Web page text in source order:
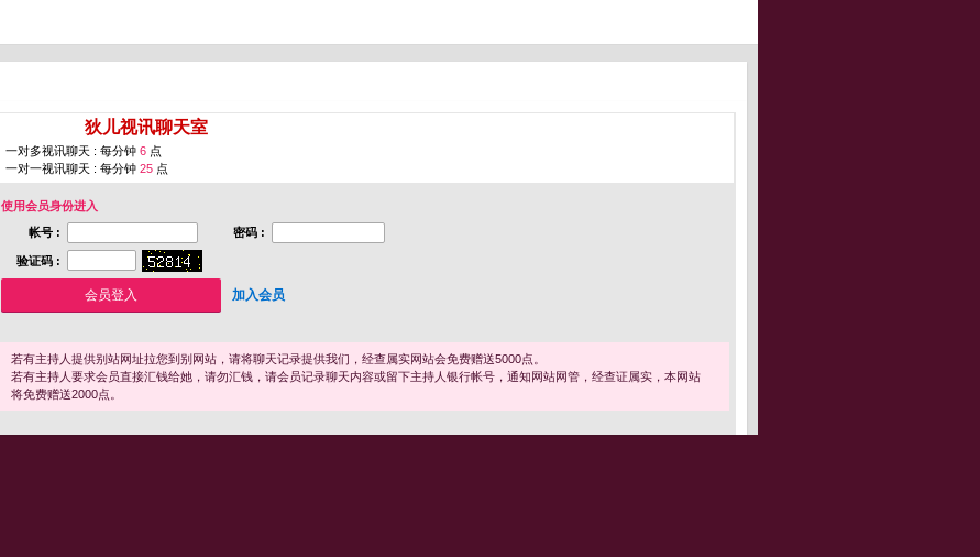
狄儿视讯聊天室
一对多视讯聊天 : 每分钟 6 点
一对一视讯聊天 : 每分钟 25 点
使用会员身份进入
帐号 :
密码 :
验证码 :
加入会员
若有主持人提供别站网址拉您到别网站，请将聊天记录提供我们，经查属实网站会免费赠送5000点。
若有主持人要求会员直接汇钱给她，请勿汇钱，请会员记录聊天内容或留下主持人银行帐号，通知网站网管，经查证属实，本网站
将免费赠送2000点。